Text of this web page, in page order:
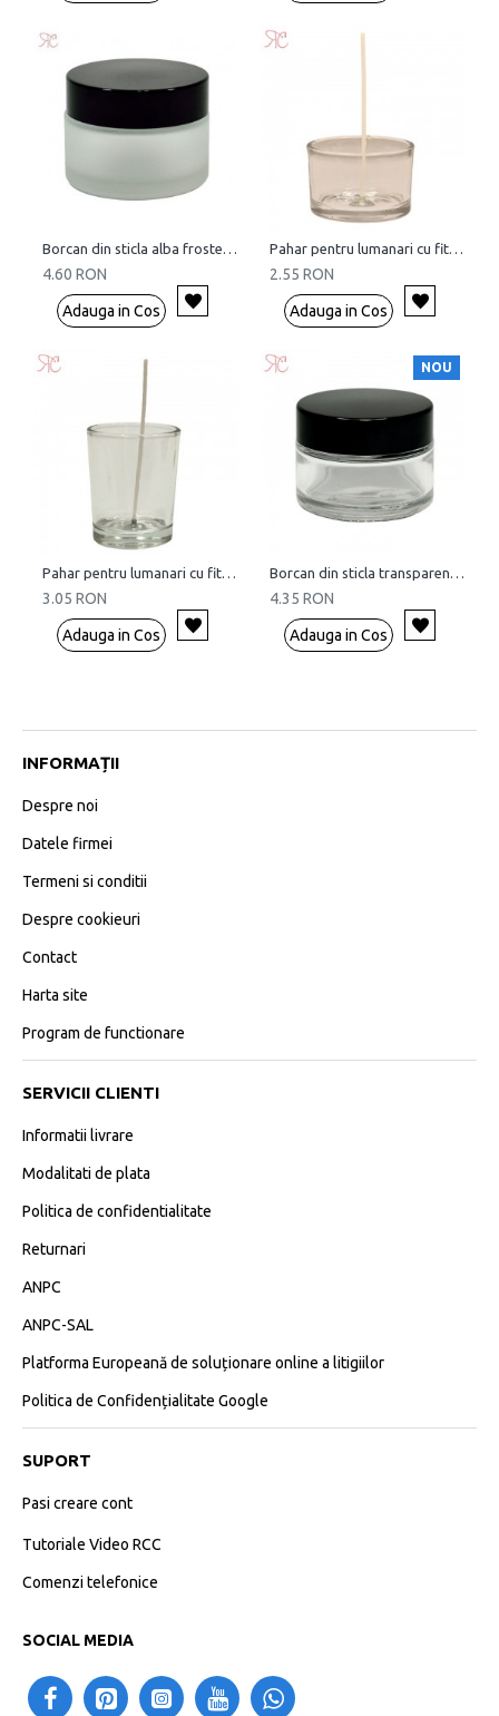
Borcan din sticla alba frosted, 30 ml
4.60 RON
Adauga in Cos
Pahar pentru lumanari cu fitil, 30 ml
2.55 RON
Adauga in Cos
Pahar pentru lumanari cu fitil, 60 ml
3.05 RON
Adauga in Cos
NOU
Borcan din sticla transparenta, 30 ml
4.35 RON
Adauga in Cos
INFORMAȚII
Despre noi
Datele firmei
Termeni si conditii
Despre cookieuri
Contact
Harta site
Program de functionare
SERVICII CLIENTI
Informatii livrare
Modalitati de plata
Politica de confidentialitate
Returnari
ANPC
ANPC-SAL
Platforma Europeană de soluționare online a litigiilor
Politica de Confidențialitate Google
SUPORT
Pasi creare cont
Tutoriale Video RCC
Comenzi telefonice
SOCIAL MEDIA